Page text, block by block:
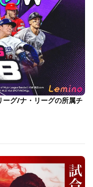
グ/ナ・リーグの所属チ